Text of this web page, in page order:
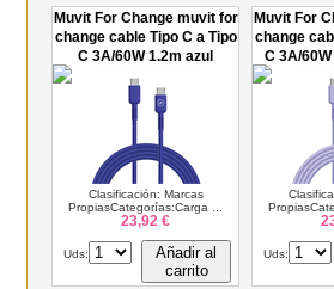
Muvit For Change muvit for
change cable Tipo C a Tipo
C 3A/60W 1.2m azul
Clasificación: Marcas
PropiasCategorías:Carga ...
23,92 €
Uds:
Añadir al
carrito
Muvit For
change
C 3A/
Uds: